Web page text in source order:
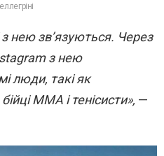
нею зв’язуються. Через
з нею
люди, такі як
ММА і тенісисти», —